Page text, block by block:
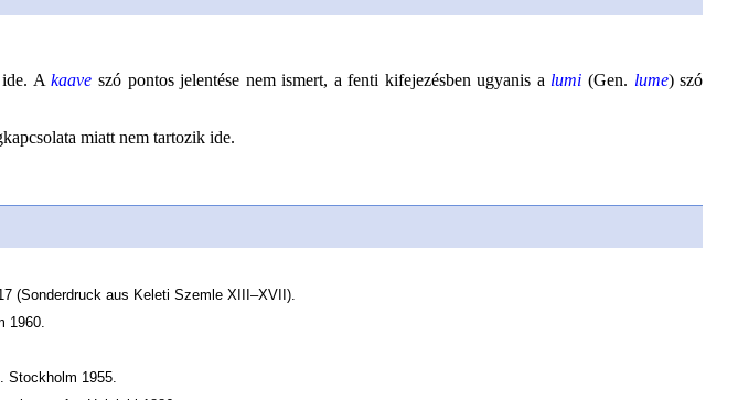
ide. Akaave szó pontos jelentése nem ismert, a fenti kifejezésben ugyanis a lumi(Gen. lume) szó
miatt nem tartozik ide.
(Sonderdruck aus Keleti Szemle XIII–XVII).
1960.
Stockholm 1955.